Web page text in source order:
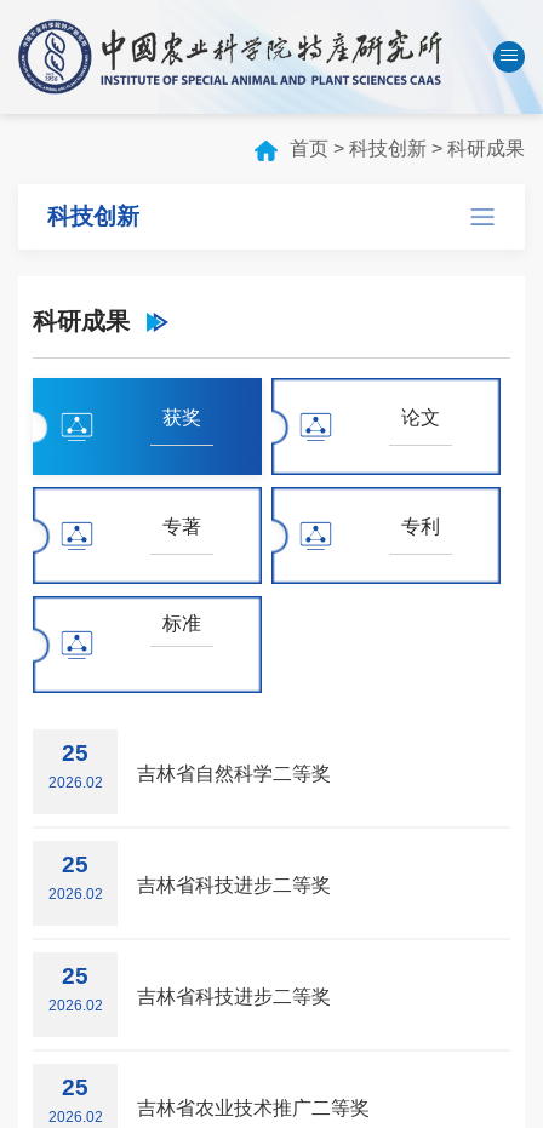
English
本所概况
科技创新
成果转化
首页 > 科技创新 > 科研成果
科技创新
科研成果
获奖 论文
专著 专利
标准
25
2026.02 吉林省自然科学二等奖
25
2026.02 吉林省科技进步二等奖
25
2026.02 吉林省科技进步二等奖
25
2026.02 吉林省农业技术推广二等奖